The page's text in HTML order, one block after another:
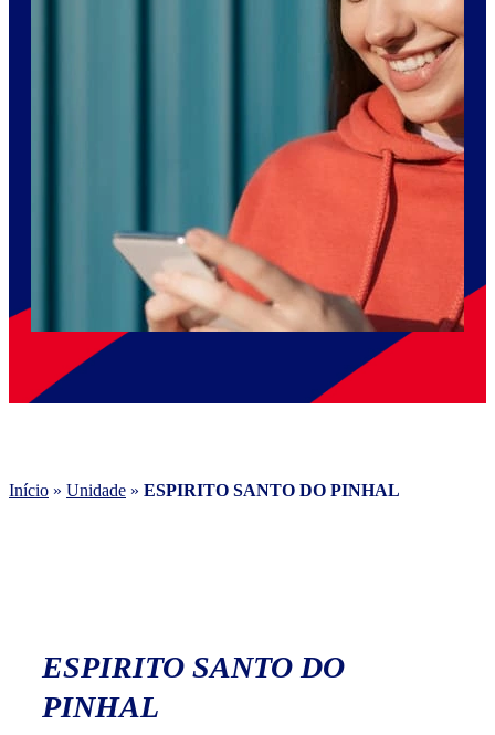
Início » Unidade » ESPIRITO SANTO DO PINHAL
ESPIRITO SANTO DO
PINHAL